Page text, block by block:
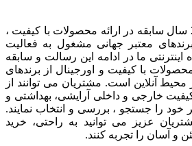
فروشگاه ما با بیش از 25 سال سابقه در ارائه محصولات با کيفيت ،
معتبر جهانی مشغول به فعاليت
ما در ادامه اين رسالت و سابقه
با کيفيت و اورجينال از برندهای
محيط آنلاين است. مشتريان می توانند از
خارجی و داخلی آرایشی، بهداشتی و
را جستجو ، بررسی و انتخاب نمايند.
عزیز می توانيد به راحتی، خرید
و آسان را تجربه کنند.